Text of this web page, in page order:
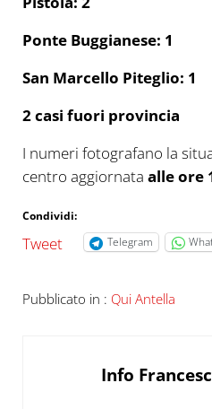
Ponte Buggianese: 1
San Marcello Piteglio: 1
2 casi fuori provincia
I numeri fotografano la
centro aggiornata alle ore
Condividi:
Tweet Telegram
Pubblicato in : Qui Antella
Info